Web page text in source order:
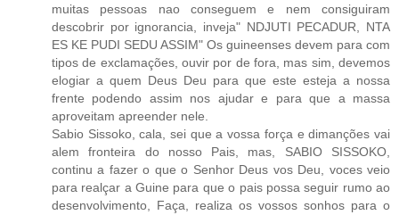
muitas pessoas nao conseguem e nem consiguiram
descobrir por ignorancia, inveja" NDJUTI PECADUR, NTA
ES KE PUDI SEDU ASSIM" Os guineenses devem para com
tipos de exclamações, ouvir por de fora, mas sim, devemos
elogiar a quem Deus Deu para que este esteja a nossa
frente podendo assim nos ajudar e para que a massa
aproveitam apreender nele.
Sabio Sissoko, cala, sei que a vossa força e dimanções vai
alem fronteira do nosso Pais, mas, SABIO SISSOKO,
continu a fazer o que o Senhor Deus vos Deu, voces veio
para realçar a Guine para que o pais possa seguir rumo ao
desenvolvimento, Faça, realiza os vossos sonhos para o